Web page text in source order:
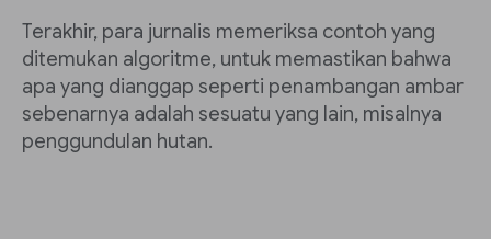
Terakhir, para jurnalis memeriksa contoh yang
ditemukan algoritme, untuk memastikan bahwa
apa yang dianggap seperti penambangan ambar
sebenarnya adalah sesuatu yang lain, misalnya
penggundulan hutan.